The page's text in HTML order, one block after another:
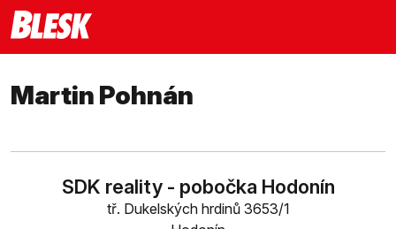
Martin Pohnán
SDK reality - pobočka Hodonín
tř. Dukelských hrdinů 3653/1